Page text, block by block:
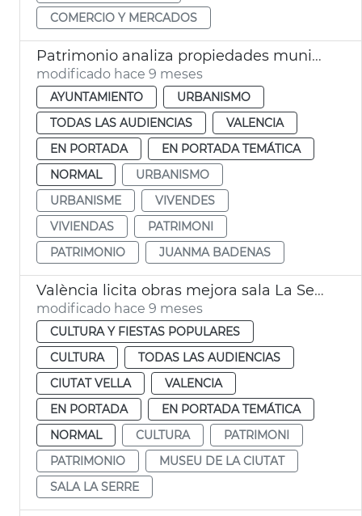
COMERCIO Y MERCADOS
Patrimonio analiza propiedades municipales para hacer viviendas
modificado hace 9 meses
AYUNTAMIENTO
URBANISMO
TODAS LAS AUDIENCIAS
VALENCIA
EN PORTADA
EN PORTADA TEMÁTICA
NORMAL
URBANISMO
URBANISME
VIVENDES
VIVIENDAS
PATRIMONI
PATRIMONIO
JUANMA BADENAS
València licita obras mejora sala La Serre Museu de la Ciutat
modificado hace 9 meses
CULTURA Y FIESTAS POPULARES
CULTURA
TODAS LAS AUDIENCIAS
CIUTAT VELLA
VALENCIA
EN PORTADA
EN PORTADA TEMÁTICA
NORMAL
CULTURA
PATRIMONI
PATRIMONIO
MUSEU DE LA CIUTAT
SALA LA SERRE